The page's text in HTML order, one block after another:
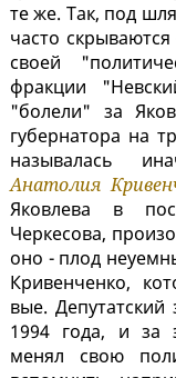
те же. Так, под
часто
своей
фракции
"болели" за
губернатора на
называлась
Анатолия
Яковлева в
Черкесова,
оно - плод
Кривенченко,
вые.
1994 года, и за
менял свою